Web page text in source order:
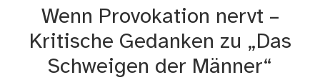
Wenn Provokation nervt –
Kritische Gedanken zu „Das
Schweigen der Männer“